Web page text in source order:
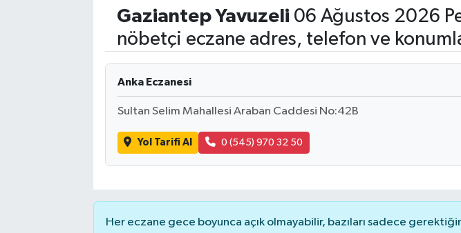
Gaziantep Yavuzeli 06 Ağustos 2026
nöbetçi eczane adres, telefon ve
Anka Eczanesi
Sultan Selim Mahallesi Araban Caddesi No:42B
Yol Tarifi Al 0 (545) 970 32 50
Her eczane gece boyunca açık olmayabilir, bazıları sadece